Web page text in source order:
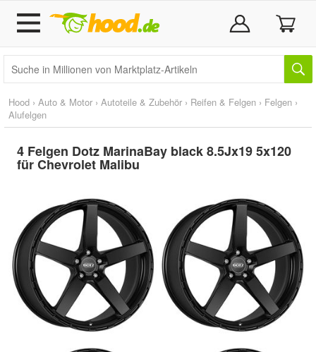
Hood › Auto & Motor › Autoteile & Zubehör › Reifen & Felgen › Felgen ›
Alufelgen
4 Felgen Dotz MarinaBay black 8.5Jx19 5x120
für Chevrolet Malibu